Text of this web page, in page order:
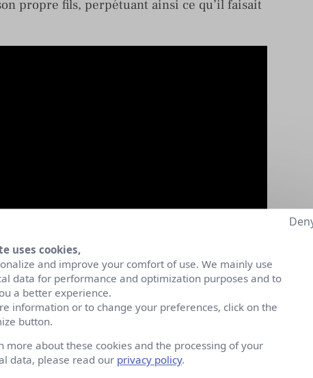
propre fils, perpétuant ainsi ce qu’il faisait
uses cookies,
and improve your comfort of use. We mainly use
data for performance and optimization purposes and to
a better experience.
information or to change your preferences, click on the
button.
more about these cookies and the processing of your
data, please read our privacy policy.